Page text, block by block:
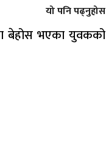
यो पनि पढ्नुहोस
बेहोस भएका युवकको